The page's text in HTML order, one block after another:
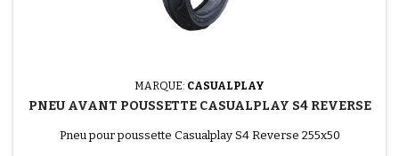
MARQUE: CASUALPLAY
PNEU AVANT POUSSETTE CASUALPLAY S4 REVERSE
Pneu pour poussette Casualplay S4 Reverse 255x50